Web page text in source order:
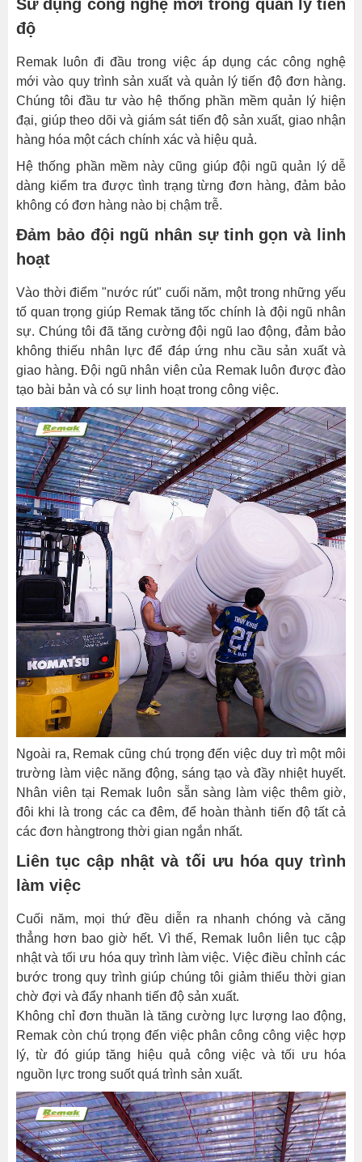
Sử dụng công nghệ mới trong quản lý tiến
độ
Remak luôn đi đầu trong việc áp dụng các công nghệ
mới vào quy trình sản xuất và quản lý tiến độ đơn hàng.
Chúng tôi đầu tư vào hệ thống phần mềm quản lý hiện
đại, giúp theo dõi và giám sát tiến độ sản xuất, giao nhận
hàng hóa một cách chính xác và hiệu quả.
Hệ thống phần mềm này cũng giúp đội ngũ quản lý dễ
dàng kiểm tra được tình trạng từng đơn hàng, đảm bảo
không có đơn hàng nào bị chậm trễ.
Đảm bảo đội ngũ nhân sự tinh gọn và linh
hoạt
Vào thời điểm "nước rút" cuối năm, một trong những yếu
tố quan trọng giúp Remak tăng tốc chính là đội ngũ nhân
sự. Chúng tôi đã tăng cường đội ngũ lao động, đảm bảo
không thiếu nhân lực để đáp ứng nhu cầu sản xuất và
giao hàng. Đội ngũ nhân viên của Remak luôn được đào
tạo bài bản và có sự linh hoạt trong công việc.
Ngoài ra, Remak cũng chú trọng đến việc duy trì một môi
trường làm việc năng động, sáng tạo và đầy nhiệt huyết.
Nhân viên tại Remak luôn sẵn sàng làm việc thêm giờ,
đôi khi là trong các ca đêm, để hoàn thành tiến độ tất cả
các đơn hàngtrong thời gian ngắn nhất.
Liên tục cập nhật và tối ưu hóa quy trình
làm việc
Cuối năm, mọi thứ đều diễn ra nhanh chóng và căng
thẳng hơn bao giờ hết. Vì thế, Remak luôn liên tục cập
nhật và tối ưu hóa quy trình làm việc. Việc điều chỉnh các
bước trong quy trình giúp chúng tôi giảm thiểu thời gian
chờ đợi và đẩy nhanh tiến độ sản xuất.
Không chỉ đơn thuần là tăng cường lực lượng lao động,
Remak còn chú trọng đến việc phân công công việc hợp
lý, từ đó giúp tăng hiệu quả công việc và tối ưu hóa
nguồn lực trong suốt quá trình sản xuất.